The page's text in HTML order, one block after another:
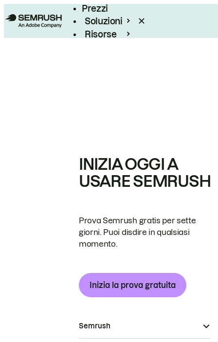
Prezzi
Soluzioni
Risorse
INIZIA OGGI A
USARE SEMRUSH
Prova Semrush gratis per sette
giorni. Puoi disdire in qualsiasi
momento.
Inizia la prova gratuita
Semrush